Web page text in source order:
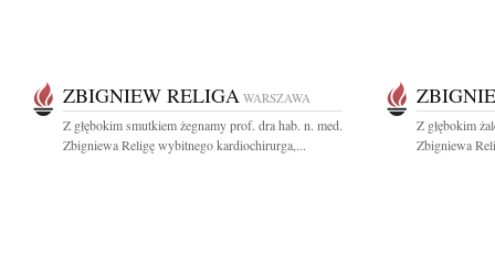
ZBIGNIEW RELIGA WARSZAWA
Z głębokim smutkiem żegnamy prof. dra hab. n. med.
Zbigniewa Religę wybitnego kardiochirurga,...
Z głębokim
Zbigniewa